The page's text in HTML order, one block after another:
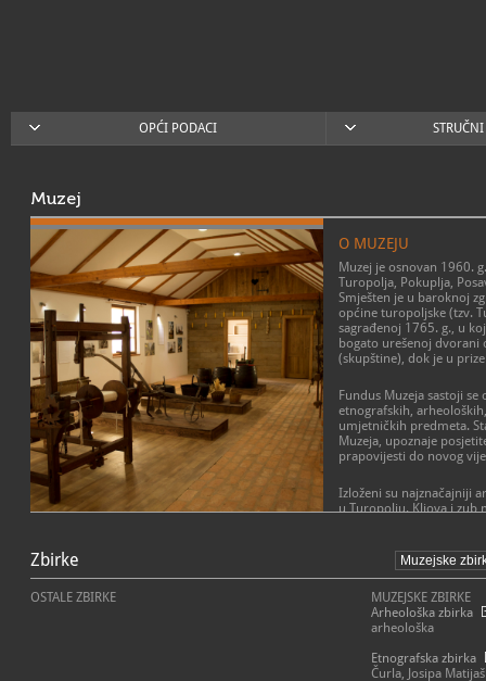
OPĆI PODACI
Muzej
O MUZEJU
Muzej je osnovan 1960.
Turopolja, Pokuplja,
Smješten je u baroknoj
općine turopoljske (tzv.
sagrađenoj 1765. g., u
bogato urešenoj dvorani
(skupštine), dok je u
Fundus Muzeja sastoji
etnografskih,
umjetničkih predmeta.
Muzeja, upoznaje
prapovijesti do novog
Izloženi su najznačajniji
u Turopolju. Kljova i zub
prapovijesti. Predmeti iz
najvećim dijelom
Zagreba. To su rimski
carica, raznolike
božice Minerve, nakit i dr.
Srednjovjekovno doba
Muzej Turopolja je
dokumentira, proučava i
predmete, činjenice i
Posavini i
zajednici kao spomenik
Glavna je zadaća
rasprostranjuje opće
materijalnoj kulturi, te
Zbirke
OSTALE ZBIRKE
MUZEJSKE ZBIRKE
Arheološka zbirka
arheološka
Etnografska zbirka
Čurla, Josipa